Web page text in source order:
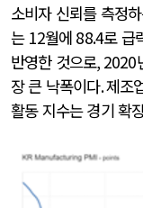
소비자 신뢰를 측정
는 12월에 88.4로 급
반영한 것으로, 2020
장 큰 낙폭이다.제조
활동 지수는 경기 확